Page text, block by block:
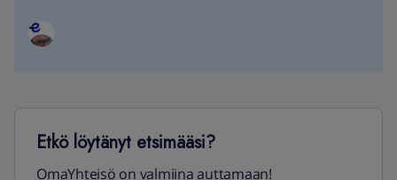
Etkö löytänyt etsimääsi?
OmaYhteisö on valmiina auttamaan!